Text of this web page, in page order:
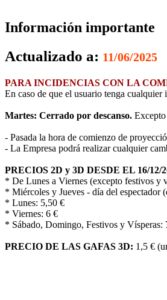
Información importante
Actualizado a: 11/06/2025
PARA INCIDENCIAS CON LA
En caso de que el usuario tenga
Martes: Cerrado por descanso.
- Pasada la hora de comienzo de
- La Empresa podrá realizar cualquier
PRECIOS 2D y 3D DESDE EL 16/12/
* De Lunes a Viernes (excepto festivos y
* Miércoles y Jueves - día del espectador
* Lunes: 5,50 €
* Viernes: 6 €
* Sábado, Domingo, Festivos y Vísperas:
PRECIO DE LAS GAFAS 3D: 1,5 €